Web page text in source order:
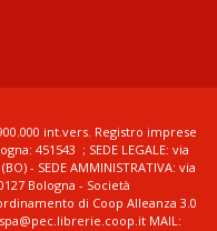
int.vers. Registro imprese
451543 ; SEDE LEGALE: via
- SEDE AMMINISTRATIVA: via
Bologna - Società
di Coop Alleanza 3.0
MAIL: